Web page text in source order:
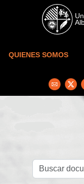
Skip to main content
QUIENES SOMOS